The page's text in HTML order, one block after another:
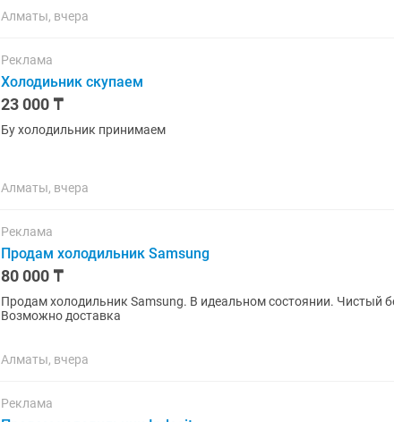
Алматы, вчера
Реклама
Холодиьник скупаем
23 000 ₸
Бу холодильник принимаем
Алматы, вчера
Реклама
Продам холодильник Samsung
80 000 ₸
Продам холодильник Samsung. В идеальном состоянии. Чистый
Возможно доставка
Алматы, вчера
Реклама